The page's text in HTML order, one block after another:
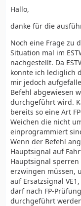
Hallo,
danke für die
Noch eine Frage zu
Situation mal im
nachgestellt. Da
konnte ich lediglich
mir jedoch
Befehl abgewiesen
durchgeführt wird.
bereits so eine Art
Weichen die nicht
einprogrammiert
Wenn der Befehl
Hauptsignal auf
Hauptsignal
erzwingen müssen,
auf Ersatzsignal
darf nach FP-
durchgeführt